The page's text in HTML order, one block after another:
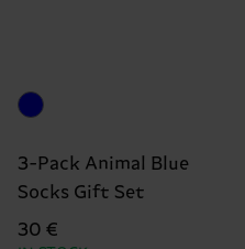
3-Pack Animal Blue
Socks Gift Set
30 €